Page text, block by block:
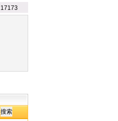
17173